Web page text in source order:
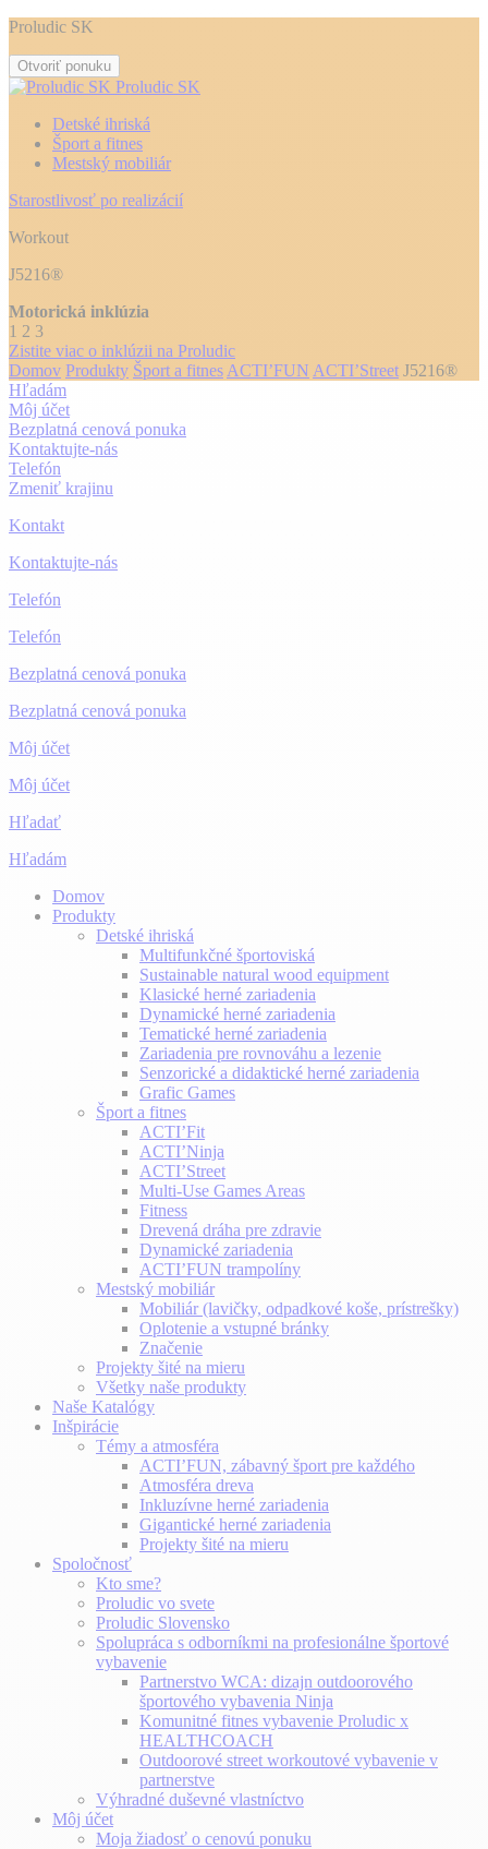
Proludic SK
Otvoriť ponuku
Proludic SK
Detské ihriská
Šport a fitnes
Mestský mobiliár
Starostlivosť po realizácií
Workout
J5216®
Motorická inklúzia
1 2 3
Zistite viac o inklúzii na Proludic
Domov Produkty Šport a fitnes ACTI’FUN ACTI’Street J5216®
Hľadám
Môj účet
Bezplatná cenová ponuka
Kontaktujte-nás
Telefón
Zmeniť krajinu
Kontakt
Kontaktujte-nás
Telefón
Telefón
Bezplatná cenová ponuka
Bezplatná cenová ponuka
Môj účet
Môj účet
Hľadať
Hľadám
Domov
Produkty
Detské ihriská
Multifunkčné športoviská
Sustainable natural wood equipment
Klasické herné zariadenia
Dynamické herné zariadenia
Tematické herné zariadenia
Zariadenia pre rovnováhu a lezenie
Senzorické a didaktické herné zariadenia
Grafic Games
Šport a fitnes
ACTI’Fit
ACTI’Ninja
ACTI’Street
Multi-Use Games Areas
Fitness
Drevená dráha pre zdravie
Dynamické zariadenia
ACTI’FUN trampolíny
Mestský mobiliár
Mobiliár (lavičky, odpadkové koše, prístrešky)
Oplotenie a vstupné bránky
Značenie
Projekty šité na mieru
Všetky naše produkty
Naše Katalógy
Inšpirácie
Témy a atmosféra
ACTI’FUN, zábavný šport pre každého
Atmosféra dreva
Inkluzívne herné zariadenia
Gigantické herné zariadenia
Projekty šité na mieru
Spoločnosť
Kto sme?
Proludic vo svete
Proludic Slovensko
Spolupráca s odborníkmi na profesionálne športové
vybavenie
Partnerstvo WCA: dizajn outdoorového
športového vybavenia Ninja
Komunitné fitnes vybavenie Proludic x
HEALTHCOACH
Outdoorové street workoutové vybavenie v
partnerstve
Výhradné duševné vlastníctvo
Môj účet
Moja žiadosť o cenovú ponuku